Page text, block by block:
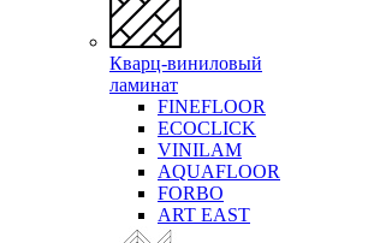
Кварц-виниловый
ламинат
FINEFLOOR
ECOCLICK
VINILAM
AQUAFLOOR
FORBO
ART EAST